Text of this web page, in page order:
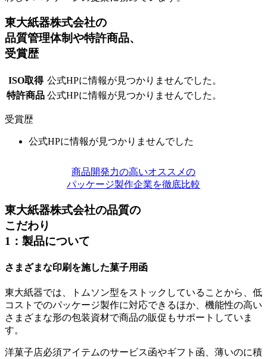
東大紙器株式会社の
品質管理体制や特許商品、
受賞歴
ISO取得 公式HPに情報が見つかりませんでした。
特許商品 公式HPに情報が見つかりませんでした。
受賞歴
公式HPに情報が見つかりませんでした
商品開発力の高いオススメの
パッケージ製作企業を徹底比較
東大紙器株式会社の品質の
こだわり
1：製品について
さまざまな印刷を施した菓子用函
東大紙器では、トムソン型をストックしていることから、 低
コストでのパッケージ製作に対応できるほか、機能性の高い
さまざまな形の包装資材で商品の販促もサポート していま
す。
洋菓子店必須アイテムのサービス函やギフト函、薄いのに積